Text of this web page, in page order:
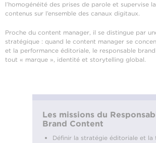
l’homogénéité des prises de parole et supervise
contenus sur l’ensemble des canaux digitaux.
Proche du content manager, il se distingue par
stratégique : quand le content manager se
et la performance éditoriale, le responsable
tout « marque », identité et storytelling global.
Les missions du
Brand Content
Définir la stratégie éditoriale et la